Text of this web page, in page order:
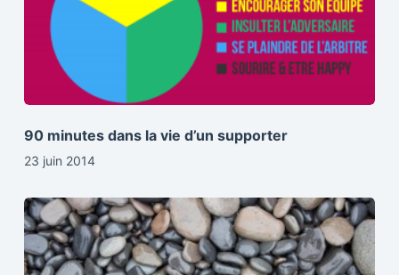
90 minutes dans la vie d’un supporter
23 juin 2014